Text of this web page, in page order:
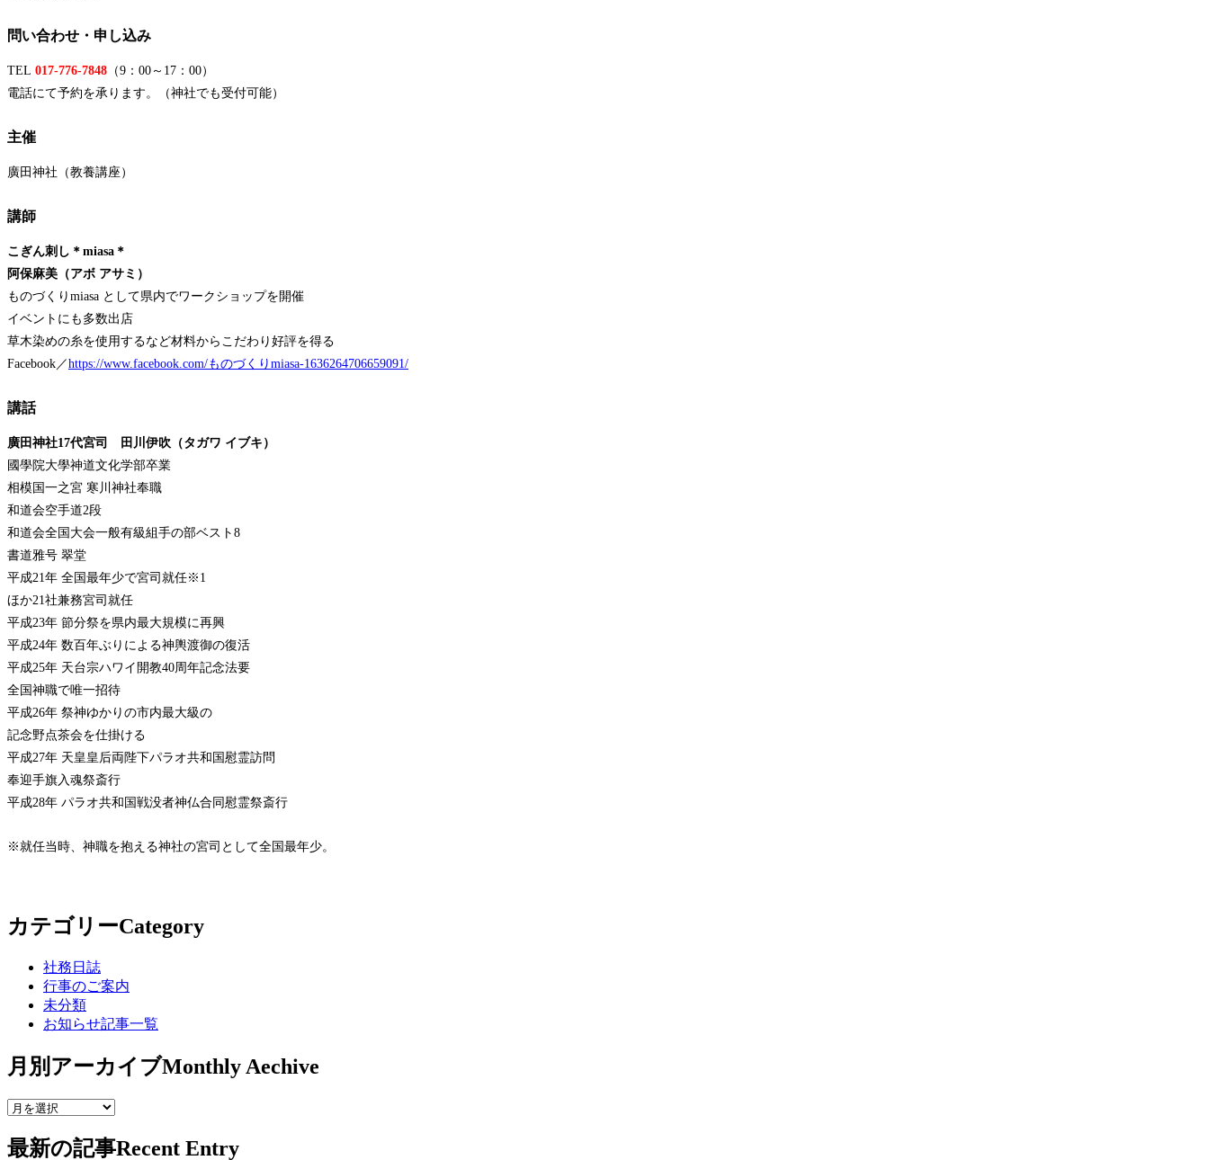
問い合わせ・申し込み
TEL 017-776-7848 （9：00～17：00）
電話にて予約を承ります。（神社でも受付可能）
主催
廣田神社（教養講座）
講師
こぎん刺し＊miasa＊
阿保麻美（アボ アサミ）
ものづくりmiasa として県内でワークショップを開催
イベントにも多数出店
草木染めの糸を使用するなど材料からこだわり好評を得る
Facebook／https://www.facebook.com/ものづくりmiasa-1636264706659091/
講話
廣田神社17代宮司 田川伊吹（タガワ イブキ）
國學院大學神道文化学部卒業
相模国一之宮 寒川神社奉職
和道会空手道2段
和道会全国大会一般有級組手の部ベスト8
書道雅号 翠堂
平成21年 全国最年少で宮司就任※1
ほか21社兼務宮司就任
平成23年 節分祭を県内最大規模に再興
平成24年 数百年ぶりによる神輿渡御の復活
平成25年 天台宗ハワイ開教40周年記念法要
全国神職で唯一招待
平成26年 祭神ゆかりの市内最大級の
記念野点茶会を仕掛ける
平成27年 天皇皇后両陛下パラオ共和国慰霊訪問
奉迎手旗入魂祭斎行
平成28年 パラオ共和国戦没者神仏合同慰霊祭斎行
※就任当時、神職を抱える神社の宮司として全国最年少。
カテゴリーCategory
社務日誌
行事のご案内
未分類
お知らせ記事一覧
月別アーカイブMonthly Aechive
最新の記事Recent Entry